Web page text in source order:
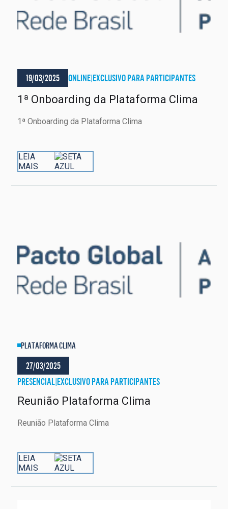
19/03/2025 ONLINE|EXCLUSIVO PARA PARTICIPANTES
1ª Onboarding da Plataforma Clima
1ª Onboarding da Plataforma Clima
LEIA
MAIS
PLATAFORMA CLIMA
27/03/2025
PRESENCIAL|EXCLUSIVO PARA PARTICIPANTES
Reunião Plataforma Clima
Reunião Plataforma Clima
LEIA
MAIS